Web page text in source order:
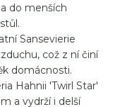
do menších
Sansevierie
což z ní činí
domácnosti.
Hahnii 'Twirl Star'
a vydrží i delší